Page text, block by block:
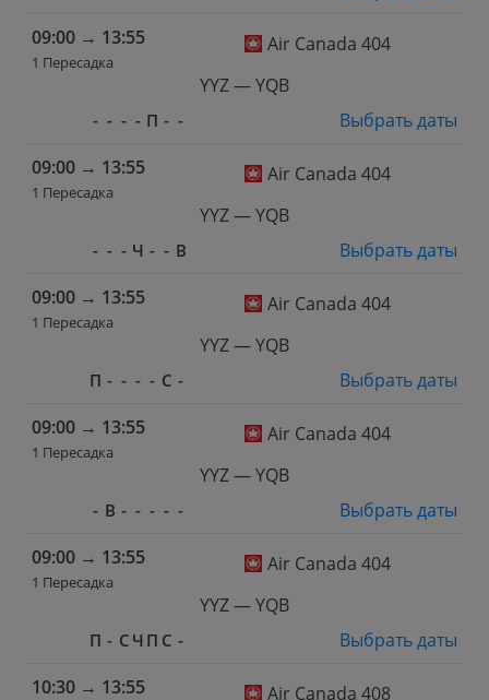
09:00 → 13:55
1 Пересадка
Air Canada 404
YYZ — YQB
- - - - П - -
Выбрать даты
09:00 → 13:55
1 Пересадка
Air Canada 404
YYZ — YQB
- - - Ч - - В
Выбрать даты
09:00 → 13:55
1 Пересадка
Air Canada 404
YYZ — YQB
П - - - - С -
Выбрать даты
09:00 → 13:55
1 Пересадка
Air Canada 404
YYZ — YQB
- В - - - - -
Выбрать даты
09:00 → 13:55
1 Пересадка
Air Canada 404
YYZ — YQB
П - С Ч П С -
Выбрать даты
10:30 → 13:55
Air Canada 408